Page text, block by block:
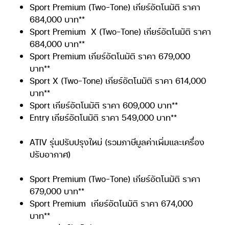
Sport Premium (Two-Tone) เกียร์อัตโนมัติ ราคา
684,000 บาท**
Sport Premium X (Two-Tone) เกียร์อัตโนมัติ ราคา
684,000 บาท**
Sport Premium เกียร์อัตโนมัติ ราคา 679,000
บาท**
Sport X (Two-Tone) เกียร์อัตโนมัติ ราคา 614,000
บาท**
Sport เกียร์อัตโนมัติ ราคา 609,000 บาท**
Entry เกียร์อัตโนมัติ ราคา 549,000 บาท**
ATIV รุ่นปรับปรุงใหม่ (รวมภาษีมูลค่าเพิ่มและเครื่อง
ปรับอากาศ)
Sport Premium (Two-Tone) เกียร์อัตโนมัติ ราคา
679,000 บาท**
Sport Premium เกียร์อัตโนมัติ ราคา 674,000
บาท**